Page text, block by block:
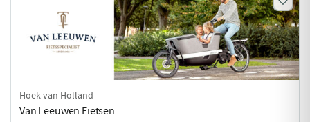
Hoek van Holland
Van Leeuwen Fietsen